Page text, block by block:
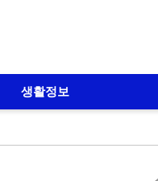
생활정보